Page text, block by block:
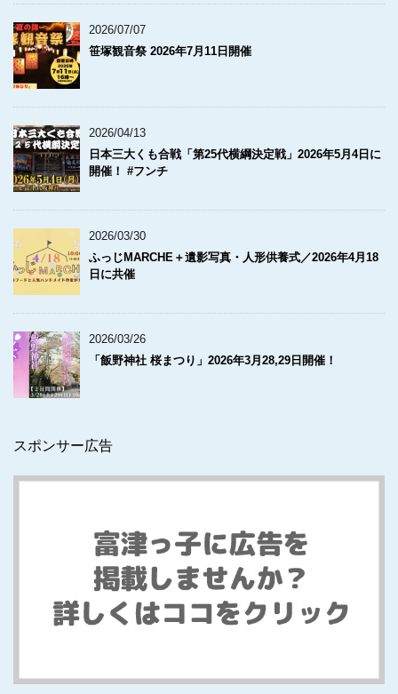
2026/07/07
笹塚観音祭 2026年7月11日開催
2026/04/13
日本三大くも合戦「第25代横綱決定戦」2026年5月4日に
開催！ #フンチ
2026/03/30
ふっじMARCHE＋遺影写真・人形供養式／2026年4月18
日に共催
2026/03/26
「飯野神社 桜まつり」2026年3月28,29日開催！
スポンサー広告